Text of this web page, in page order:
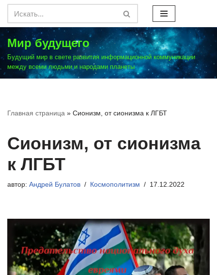
Перейти
к
содержимому
Мир будущего
Будущий мир в свете развития информационной коммуникации
между всеми людьми и народами планеты
Главная страница » Сионизм, от сионизма к ЛГБТ
Сионизм, от сионизма
к ЛГБТ
автор: Андрей Булатов Космополитизм 17.12.2022